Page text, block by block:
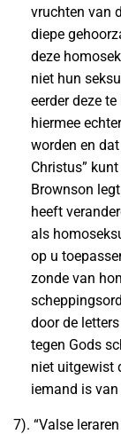
vruchten van
diepe
deze
niet hun
eerder deze
hiermee
worden en
Christus”
Brownson
heeft
als
op u
zonde van
door de
tegen Gods
niet uitgewist
iemand is
7). “Valse